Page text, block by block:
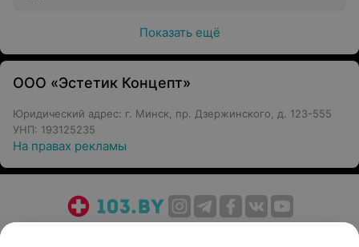
Показать ещё
ООО «Эстетик Концепт»
Юридический адрес: г. Минск, пр. Дзержинского, д. 123-555
УНП: 193125235
На правах рекламы